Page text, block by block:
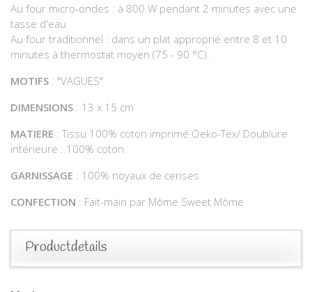
Au four micro-ondes : à 800 W pendant 2 minutes avec une
tasse d'eau
Au four traditionnel : dans un plat approprié entre 8 et 10
minutes à thermostat moyen (75 - 90 °C).
MOTIFS : "VAGUES"
DIMENSIONS : 13 x 15 cm
MATIERE : Tissu 100% coton imprimé Oeko-Tex/ Doublure
intérieure : 100% coton
GARNISSAGE : 100% noyaux de cerises
CONFECTION : Fait-main par Môme Sweet Môme
Productdetails